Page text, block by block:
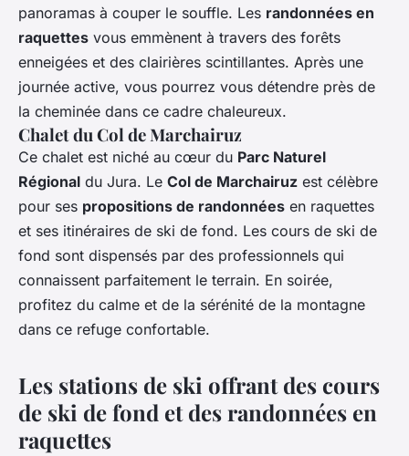
panoramas à couper le souffle. Les randonnées en
raquettes vous emmènent à travers des forêts
enneigées et des clairières scintillantes. Après une
journée active, vous pourrez vous détendre près de
la cheminée dans ce cadre chaleureux.
Chalet du Col de Marchairuz
Ce chalet est niché au cœur du Parc Naturel
Régional du Jura. Le Col de Marchairuz est célèbre
pour ses propositions de randonnées en raquettes
et ses itinéraires de ski de fond. Les cours de ski de
fond sont dispensés par des professionnels qui
connaissent parfaitement le terrain. En soirée,
profitez du calme et de la sérénité de la montagne
dans ce refuge confortable.
Les stations de ski offrant des cours
de ski de fond et des randonnées en
raquettes